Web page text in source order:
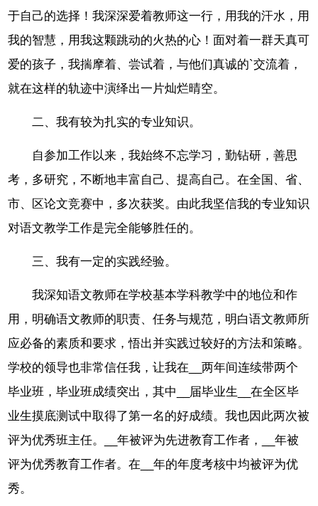
于自己的选择！我深深爱着教师这一行，用我的汗水，用
我的智慧，用我这颗跳动的火热的心！面对着一群天真可
爱的孩子，我揣摩着、尝试着，与他们真诚的`交流着，
就在这样的轨迹中演绎出一片灿烂晴空。
二、我有较为扎实的专业知识。
自参加工作以来，我始终不忘学习，勤钻研，善思
考，多研究，不断地丰富自己、提高自己。在全国、省、
市、区论文竞赛中，多次获奖。由此我坚信我的专业知识
对语文教学工作是完全能够胜任的。
三、我有一定的实践经验。
我深知语文教师在学校基本学科教学中的地位和作
用，明确语文教师的职责、任务与规范，明白语文教师所
应必备的素质和要求，悟出并实践过较好的方法和策略。
学校的领导也非常信任我，让我在__两年间连续带两个
毕业班，毕业班成绩突出，其中__届毕业生__在全区毕
业生摸底测试中取得了第一名的好成绩。我也因此两次被
评为优秀班主任。__年被评为先进教育工作者，__年被
评为优秀教育工作者。在__年的年度考核中均被评为优
秀。